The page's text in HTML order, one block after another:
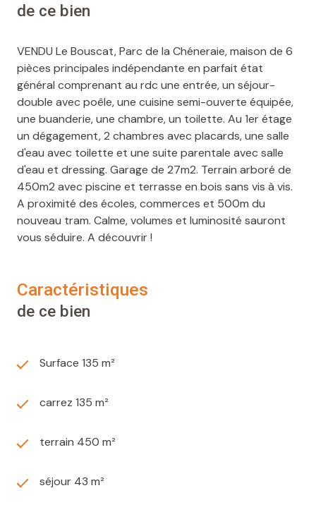
de ce bien
VENDU Le Bouscat, Parc de la Chéneraie, maison de 6
pièces principales indépendante en parfait état
général comprenant au rdc une entrée, un séjour-
double avec poêle, une cuisine semi-ouverte équipée,
une buanderie, une chambre, un toilette. Au 1er étage
un dégagement, 2 chambres avec placards, une salle
d'eau avec toilette et une suite parentale avec salle
d'eau et dressing. Garage de 27m2. Terrain arboré de
450m2 avec piscine et terrasse en bois sans vis à vis.
A proximité des écoles, commerces et 500m du
nouveau tram. Calme, volumes et luminosité sauront
vous séduire. A découvrir !
caractéristiques
de ce bien
Surface 135 m²
carrez 135 m²
terrain 450 m²
séjour 43 m²